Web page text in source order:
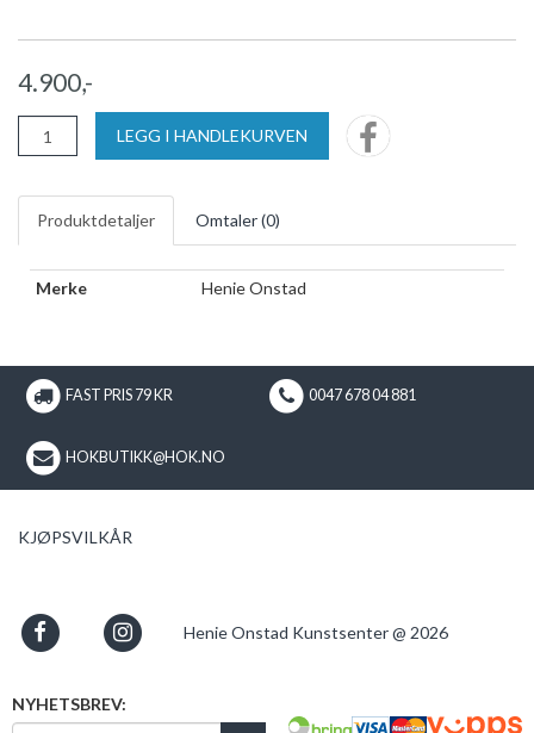
4.900,-
LEGG I HANDLEKURVEN
Produktdetaljer Omtaler (0)
Merke Henie Onstad
FAST PRIS 79 KR 0047 678 04 881
HOKBUTIKK@HOK.NO
KJØPSVILKÅR
Henie Onstad Kunstsenter @ 2026
NYHETSBREV: